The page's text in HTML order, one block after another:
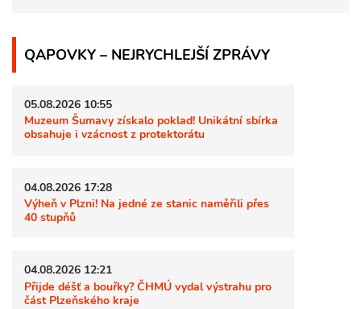
QAPOVKY – NEJRYCHLEJŠÍ ZPRÁVY
05.08.2026 10:55
Muzeum Šumavy získalo poklad! Unikátní sbírka
obsahuje i vzácnost z protektorátu
04.08.2026 17:28
Výheň v Plzni! Na jedné ze stanic naměřili přes
40 stupňů
04.08.2026 12:21
Přijde déšť a bouřky? ČHMÚ vydal výstrahu pro
část Plzeňského kraje